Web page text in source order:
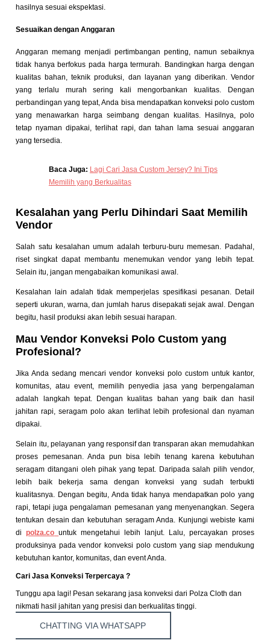
hasilnya sesuai ekspektasi.
Sesuaikan dengan Anggaran
Anggaran memang menjadi pertimbangan penting, namun sebaiknya
tidak hanya berfokus pada harga termurah. Bandingkan harga dengan
kualitas bahan, teknik produksi, dan layanan yang diberikan. Vendor
yang terlalu murah sering kali mengorbankan kualitas. Dengan
perbandingan yang tepat, Anda bisa mendapatkan konveksi polo custom
yang menawarkan harga seimbang dengan kualitas. Hasilnya, polo
tetap nyaman dipakai, terlihat rapi, dan tahan lama sesuai anggaran
yang tersedia.
Baca Juga: Lagi Cari Jasa Custom Jersey? Ini Tips
Memilih yang Berkualitas
Kesalahan yang Perlu Dihindari Saat Memilih
Vendor
Salah satu kesalahan umum adalah terburu-buru memesan. Padahal,
riset singkat dapat membantu menemukan vendor yang lebih tepat.
Selain itu, jangan mengabaikan komunikasi awal.
Kesalahan lain adalah tidak memperjelas spesifikasi pesanan. Detail
seperti ukuran, warna, dan jumlah harus disepakati sejak awal. Dengan
begitu, hasil produksi akan lebih sesuai harapan.
Mau Vendor Konveksi Polo Custom yang
Profesional?
Jika Anda sedang mencari vendor konveksi polo custom untuk kantor,
komunitas, atau event, memilih penyedia jasa yang berpengalaman
adalah langkah tepat. Dengan kualitas bahan yang baik dan hasil
jahitan rapi, seragam polo akan terlihat lebih profesional dan nyaman
dipakai.
Selain itu, pelayanan yang responsif dan transparan akan memudahkan
proses pemesanan. Anda pun bisa lebih tenang karena kebutuhan
seragam ditangani oleh pihak yang tepat. Daripada salah pilih vendor,
lebih baik bekerja sama dengan konveksi yang sudah terbukti
kualitasnya. Dengan begitu, Anda tidak hanya mendapatkan polo yang
rapi, tetapi juga pengalaman pemesanan yang menyenangkan. Segera
tentukan desain dan kebutuhan seragam Anda. Kunjungi webiste kami
dipolza.co untuk mengetahui lebih lanjut. Lalu, percayakan proses
produksinya pada vendor konveksi polo custom yang siap mendukung
kebutuhan kantor, komunitas, dan event Anda.
Cari Jasa Konveksi Terpercaya ?
Tunggu apa lagi! Pesan sekarang jasa konveksi dari Polza Cloth dan
nikmati hasil jahitan yang presisi dan berkualitas tinggi.
CHATTING VIA WHATSAPP